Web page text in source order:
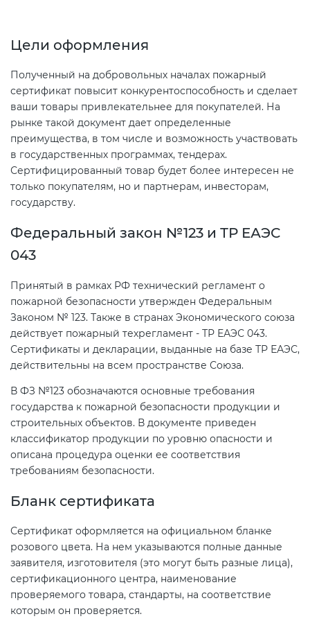
Цели оформления
Полученный на добровольных началах пожарный
сертификат повысит конкурентоспособность и сделает
ваши товары привлекательнее для покупателей. На
рынке такой документ дает определенные
преимущества, в том числе и возможность участвовать
в государственных программах, тендерах.
Сертифицированный товар будет более интересен не
только покупателям, но и партнерам, инвесторам,
государству.
Федеральный закон №123 и ТР ЕАЭС
043
Принятый в рамках РФ технический регламент о
пожарной безопасности утвержден Федеральным
Законом № 123. Также в странах Экономического союза
действует пожарный техрегламент - ТР ЕАЭС 043.
Сертификаты и декларации, выданные на базе ТР ЕАЭС,
действительны на всем пространстве Союза.
В ФЗ №123 обозначаются основные требования
государства к пожарной безопасности продукции и
строительных объектов. В документе приведен
классификатор продукции по уровню опасности и
описана процедура оценки ее соответствия
требованиям безопасности.
Бланк сертификата
Сертификат оформляется на официальном бланке
розового цвета. На нем указываются полные данные
заявителя, изготовителя (это могут быть разные лица),
сертификационного центра, наименование
проверяемого товара, стандарты, на соответствие
которым он проверяется.
Сертификация детских товаров
(ТР ТС 007)
Сертификация товаров легкой
промышленности (ТР ТС 017)
Сертификация промышленного
оборудования (ТР ТС 010)
Сертификация средств
индивидуальной защиты (ТР ТС
Действующие технические
регламенты